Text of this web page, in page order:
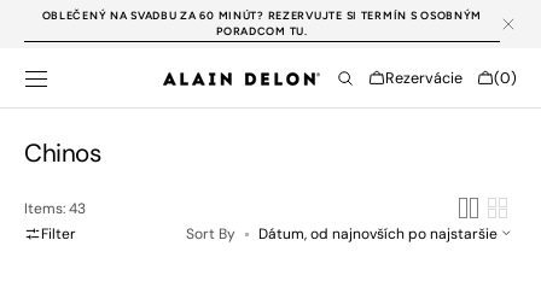
SKIP TO
OBLEČENÝ NA SVADBU ZA 60 MINÚT? REZERVUJTE SI TERMÍN S OSOBNÝM
PORADCOM TU.
Rezervácie Cart
(0)
0
Collection:
Chinos
Items: 43
Filter
Sort By